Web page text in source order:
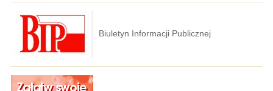
Biuletyn Informacji Publicznej